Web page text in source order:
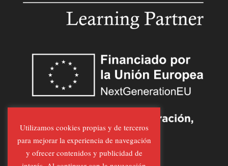
Utilizamos cookies propias y de terceros
para mejorar la experiencia de navegación
y ofrecer contenidos y publicidad de